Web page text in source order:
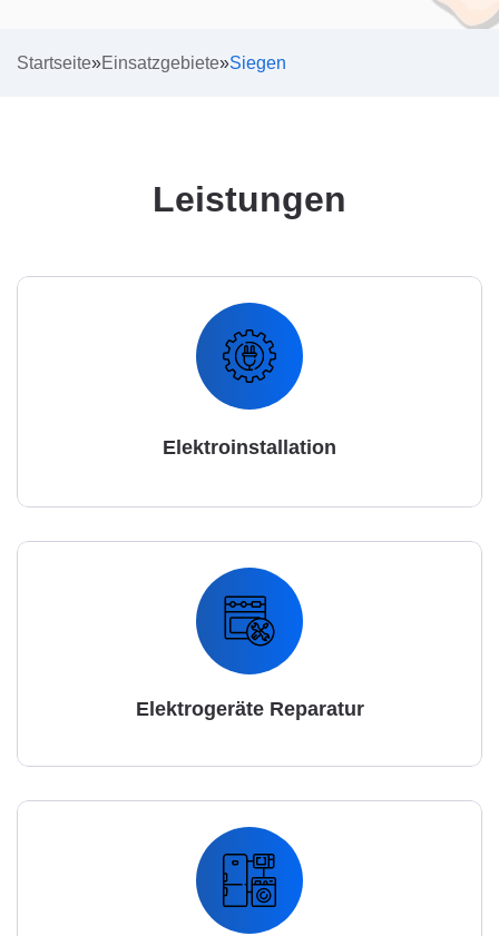
Startseite»Einsatzgebiete»Siegen
Leistungen
Elektroinstallation
Elektrogeräte Reparatur